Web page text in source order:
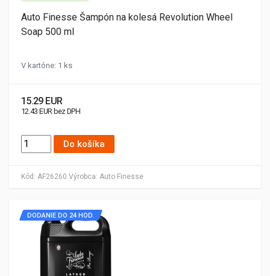
Kód: AF26260 Výrobca: Auto Finesse
Auto Finesse Šampón na kolesá Revolution Wheel
Soap 500 ml
V kartóne: 1 ks
15.29 EUR
12.43 EUR bez DPH
Do košíka
DODANIE DO 24 HOD.